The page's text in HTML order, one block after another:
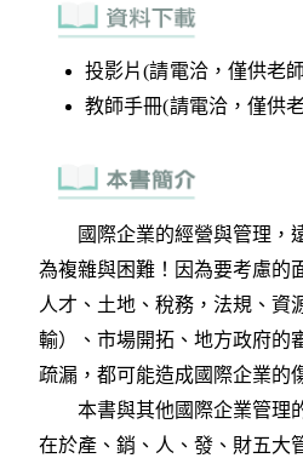
投影片(請電洽，僅供老
教師手冊(請電洽，僅供